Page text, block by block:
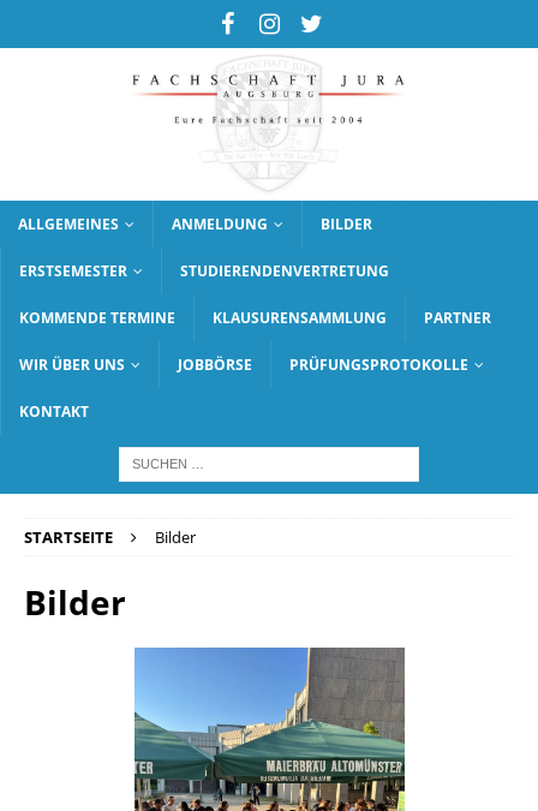
ALLGEMEINES ANMELDUNG BILDER
ERSTSEMESTER STUDIERENDENVERTRETUNG
KOMMENDE TERMINE KLAUSURENSAMMLUNG PARTNER
WIR ÜBER UNS JOBBÖRSE PRÜFUNGSPROTOKOLLE
KONTAKT
STARTSEITE Bilder
Bilder